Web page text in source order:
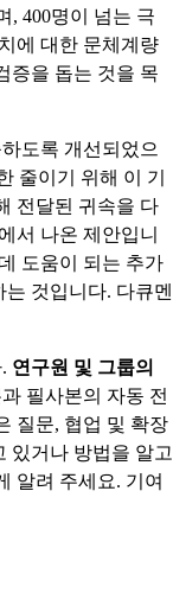
, 400명이 넘는 극
에 대한 문체계량
증을 돕는 것을 목
도록 개선되었으
줄이기 위해 이 기
전달된 귀속을 다
서 나온 제안입니
도움이 되는 추가
것입니다. 다큐멘
연구원 및 그룹의
필사본의 자동 전
질문, 협업 및 확장
있거나 방법을 알고
알려 주세요. 기여